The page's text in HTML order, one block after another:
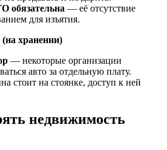
обязательна — её отсутствие
для изъятия.
хранении)
— некоторые организации
авто за отдельную плату.
стоит на стоянке, доступ к ней
недвижимость